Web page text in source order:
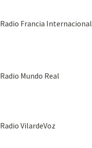
Radio Francia Internacional
Radio Mundo Real
Radio VilardeVoz